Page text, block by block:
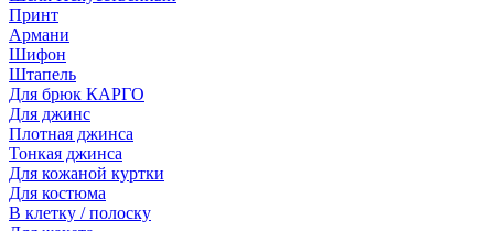
Принт
Армани
Шифон
Штапель
Для брюк КАРГО
Для джинс
Плотная джинса
Тонкая джинса
Для кожаной куртки
Для костюма
В клетку / полоску